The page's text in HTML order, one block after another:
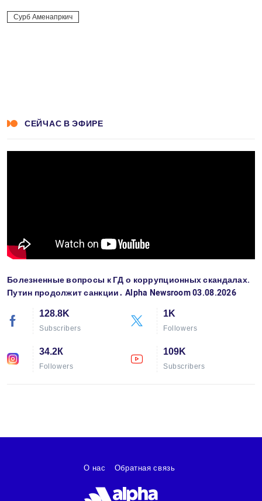
Сурб Аменапркич
СЕЙЧАС В ЭФИРЕ
Болезненные вопросы к ГД о коррупционных скандалах.
Путин продолжит санкции․ Alpha Newsroom 03.08.2026
128.8K
Subscribers
1K
Followers
34.2К
Followers
109K
Subscribers
О нас Обратная связь